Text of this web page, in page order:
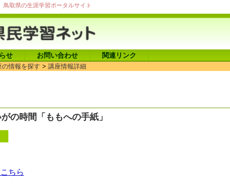
鳥取県の生涯学習ポータルサイト
せ お問い合わせ 関連リンク
の情報を探す > 講座情報詳細
の時間「ももへの手紙」
ちら